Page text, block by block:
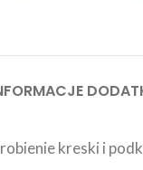
kreski i